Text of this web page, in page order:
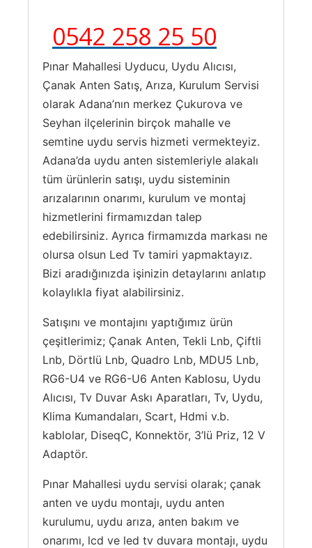
0542 258 25 50
Pınar Mahallesi Uyducu, Uydu Alıcısı,
Çanak Anten Satış, Arıza, Kurulum Servisi
olarak Adana’nın merkez Çukurova ve
Seyhan ilçelerinin birçok mahalle ve
semtine uydu servis hizmeti vermekteyiz.
Adana’da uydu anten sistemleriyle alakalı
tüm ürünlerin satışı, uydu sisteminin
arızalarının onarımı, kurulum ve montaj
hizmetlerini firmamızdan talep
edebilirsiniz. Ayrıca firmamızda markası ne
olursa olsun Led Tv tamiri yapmaktayız.
Bizi aradığınızda işinizin detaylarını anlatıp
kolaylıkla fiyat alabilirsiniz.
Satışını ve montajını yaptığımız ürün
çeşitlerimiz; Çanak Anten, Tekli Lnb, Çiftli
Lnb, Dörtlü Lnb, Quadro Lnb, MDU5 Lnb,
RG6-U4 ve RG6-U6 Anten Kablosu, Uydu
Alıcısı, Tv Duvar Askı Aparatları, Tv, Uydu,
Klima Kumandaları, Scart, Hdmi v.b.
kablolar, DiseqC, Konnektör, 3’lü Priz, 12 V
Adaptör.
Pınar Mahallesi uydu servisi olarak; çanak
anten ve uydu montajı, uydu anten
kurulumu, uydu arıza, anten bakım ve
onarımı, lcd ve led tv duvara montajı, uydu